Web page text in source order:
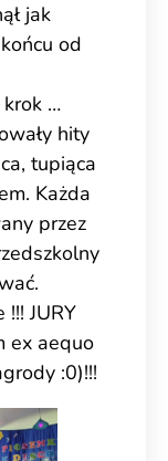
jak
od
…
hity
tupiąca
Każda
przez
JURY
ex aequo
:0)!!!